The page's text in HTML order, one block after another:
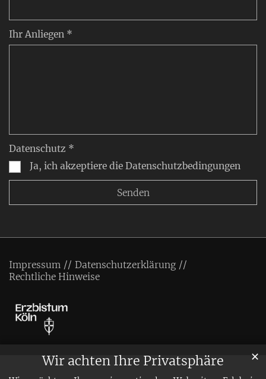
Wir achten Ihre Privatsphäre ✕
Ihr Anliegen *
Datenschutz *
Ja, ich akzeptiere die Datenschutzbedingungen
Impressum
Datenschutzerklärung
Rechtliche Hinweise